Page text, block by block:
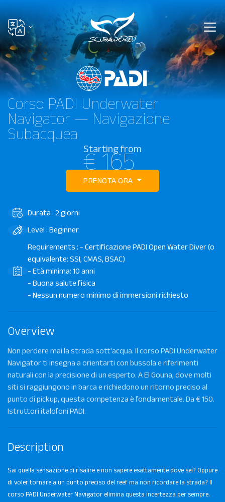
Corso PADI Underwater
Navigator — Navigazione
Subacquea
Starting from
€ 165
PRENOTA ORA
Durata : 2 giorni
Level : Beginner
Requirements : - Certificazione PADI Open Water Diver (o
equivalente: SSI, CMAS, BSAC)
- Età minima: 10 anni
- Buona salute fisica
- Nessun numero minimo di immersioni richiesto
Overview
Non perdere mai la strada sott'acqua. Il corso PADI Underwater
Navigator ti insegna a orientarti con bussola e riferimenti
naturali con la precisione di un esperto. A El Gouna, dove molti
siti si raggiungono in barca e richiedono un ritorno preciso al
punto di pickup, questa competenza è fondamentale. Da € 150.
Istruttori italofoni PADI.
Description
Sai quella sensazione di risalire e non sapere esattamente dove sei? Oppure
di voler tornare a un punto preciso del reef ma non ricordare la strada? Il
corso PADI Underwater Navigator elimina questa incertezza per sempre.